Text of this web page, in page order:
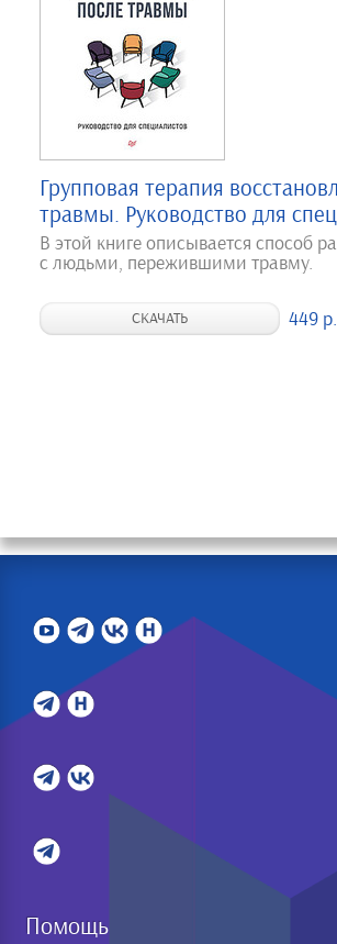
Групповая терапия
травмы. Руководство для
В этой книге описывается способ
с людьми, пережившими травму.
СКАЧАТЬ 449 р.
Помощь